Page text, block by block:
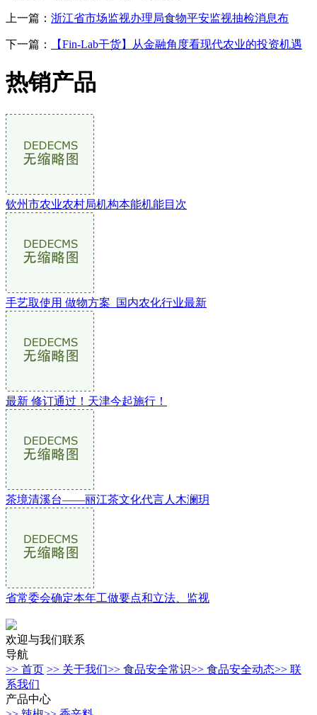
上一篇： 浙江省市场监视办理局食物平安监视抽检消息布
下一篇： 【Fin-Lab干货】从金融角度看现代农业的投资机遇
热销产品
钦州市农业农村局机构本能机能目次
手艺取使用 做物方案_国内农化行业最新
最新 修订通过！天津今起施行！
茶境清溪台——丽江茶文化代言人木澜玥
省常委会确定本年工做要点和立法、监视
欢迎与我们联系
导航
>> 首页 >> 关于我们>> 食品安全常识>> 食品安全动态>> 联
系我们
产品中心